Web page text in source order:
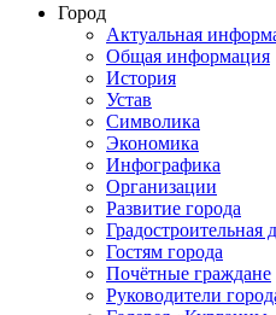
Город
Актуальная
Общая информация
История
Устав
Символика
Экономика
Инфографика
Организации
Развитие города
Градостроительная
Гостям города
Почётные граждане
Руководители